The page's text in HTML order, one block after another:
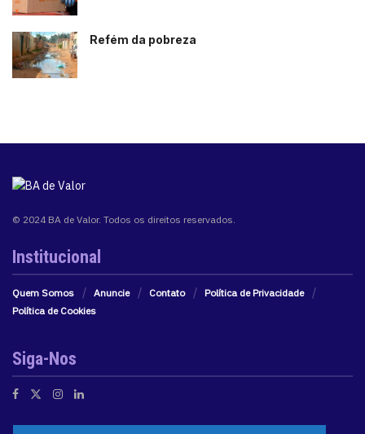
Refém da pobreza
© 2024 BA de Valor. Todos os direitos reservados.
Institucional
Quem Somos Anuncie Contato
Política de Privacidade
Política de Cookies
Siga-Nos